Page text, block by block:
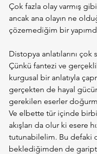
Çok fazla olay varmış
ancak ana olayın ne
çözemediğim bir
Distopya anlatılarını çok
Çünkü fantezi ve
kurgusal bir anlatıyla
gerçekten de hayal
gerekilen eserler
Ve elbette tür içinde
akışları da olur ki esere
tutunabilelim. Bu defaki
beklediğimden de